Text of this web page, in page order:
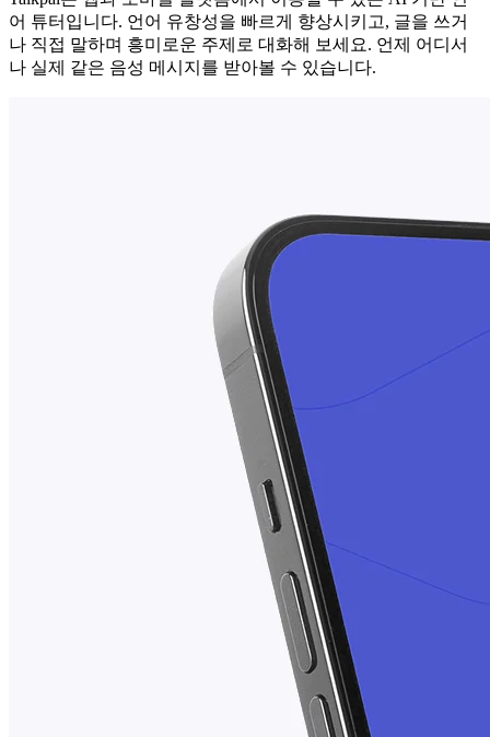
어 튜터입니다. 언어 유창성을 빠르게 향상시키고, 글을 쓰거
나 직접 말하며 흥미로운 주제로 대화해 보세요. 언제 어디서
나 실제 같은 음성 메시지를 받아볼 수 있습니다.